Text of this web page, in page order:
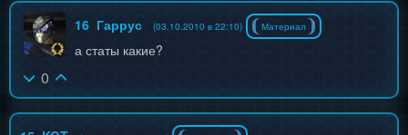
16 Гаррус (03.10.2010 в 22:10) Материал
а статы какие?
0